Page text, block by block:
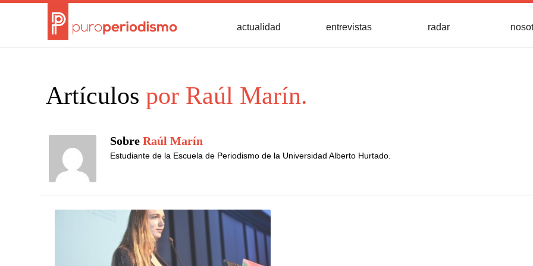
actualidad entrevistas radar
Artículos por Raúl Marín.
SobreRaúl Marín
Estudiante de la Escuela de Periodismo de la Universidad Alberto Hurtado.